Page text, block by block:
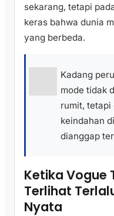
sekarang, tetapi
keras bahwa dunia
yang berbeda.
Kadang
mode tidak
rumit,
keindahan
dianggap
Ketika Vogue
Terlihat
Nyata